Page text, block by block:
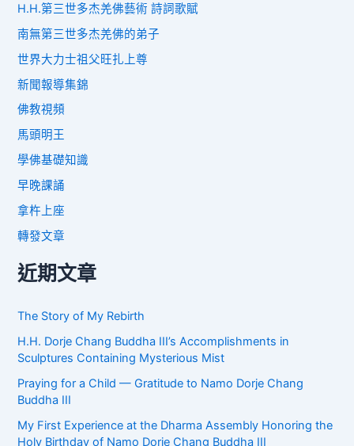
H.H.第三世多杰羌佛藝術 詩詞歌賦
南無第三世多杰羌佛的弟子
世界大力士祖父旺扎上尊
新聞報導集錦
佛教視頻
馬頭明王
學佛基礎知識
早晚課誦
拿杵上座
轉發文章
近期文章
The Story of My Rebirth
H.H. Dorje Chang Buddha III’s Accomplishments in
Sculptures Containing Mysterious Mist
Praying for a Child — Gratitude to Namo Dorje Chang
Buddha III
My First Experience at the Dharma Assembly Honoring the
Holy Birthday of Namo Dorje Chang Buddha III